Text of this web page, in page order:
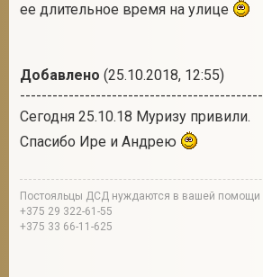
ее длительное время на улице
Добавлено (25.10.2018, 12:55)
---------------------------------------------
Сегодня 25.10.18 Муризу привили.
Спасибо Ире и Андрею
Постояльцы ДСД нуждаются в вашей помощи
+375 29 322-61-55
+375 33 66-11-625